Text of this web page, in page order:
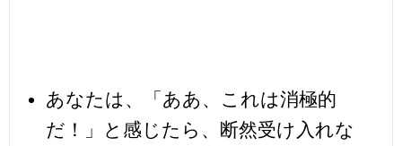
あなたは、「ああ、これは消極的
だ！」と感じたら、断然受け入れな